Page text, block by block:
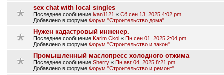
sex chat with local singles
Последнее сообщение ivan1121 « Сб сен 13, 2025 4:02 pm
Добавлено в форуме Форум "Строительство дома"
Нужен кадастровый инженер.
Последнее сообщение Karim Ckol « Пн сен 01, 2025 2:04 pm
Добавлено в форуме Форум "Строительство и закон"
Промышленный маслопресс холодного отжима
Последнее сообщение Sherry « Пн авг 04, 2025 8:21 pm
Добавлено в форуме Форум "Строительство и ремонт"